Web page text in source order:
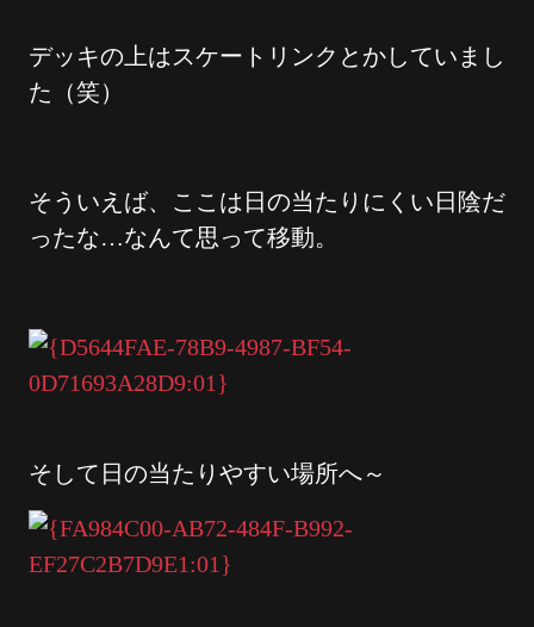
デッキの上はスケートリンクとかしていまし
た（笑）
そういえば、ここは日の当たりにくい日陰だ
ったな…なんて思って移動。
そして日の当たりやすい場所へ～